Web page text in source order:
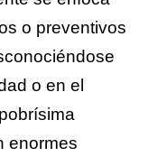
o preventivos
o en el
enormes